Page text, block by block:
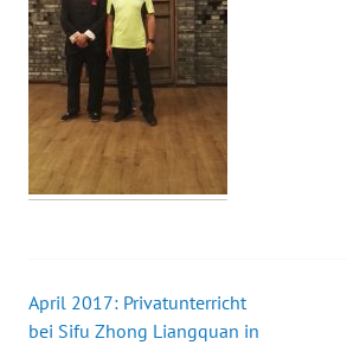
Beitrags-
April 2017: Privatunterricht
bei Sifu Zhong Liangquan in